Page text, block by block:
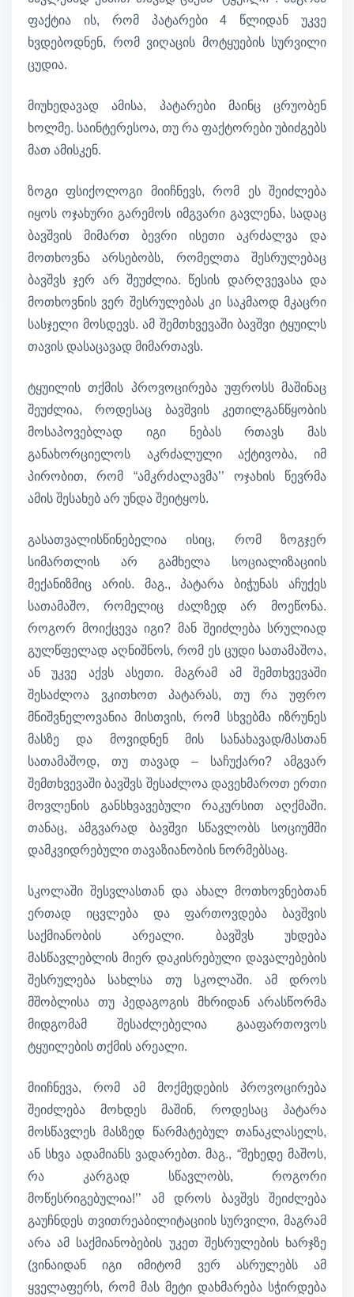
ფაქტია ის, რომ პატარები 4 წლიდან უკვე
ხვდებოდნენ, რომ ვიღაცის მოტყუების სურვილი
ცუდია.
მიუხედავად ამისა, პატარები მაინც ცრუობენ
ხოლმე. საინტერესოა, თუ რა ფაქტორები უბიძგებს
მათ ამისკენ.
ზოგი ფსიქოლოგი მიიჩნევს, რომ ეს შეიძლება
იყოს ოჯახური გარემოს იმგვარი გავლენა, სადაც
ბავშვის მიმართ ბევრი ისეთი აკრძალვა და
მოთხოვნა არსებობს, რომელთა შესრულებაც
ბავშვს ჯერ არ შეუძლია. წესის დარღვევასა და
მოთხოვნის ვერ შესრულებას კი საკმაოდ მკაცრი
სასჯელი მოსდევს. ამ შემთხვევაში ბავშვი ტყუილს
თავის დასაცავად მიმართავს.
ტყუილის თქმის პროვოცირება უფროსს მაშინაც
შეუძლია, როდესაც ბავშვის კეთილგანწყობის
მოსაპოვებლად იგი ნებას რთავს მას
განახორციელოს აკრძალული აქტივობა, იმ
პირობით, რომ “ამკრძალავმა’’ ოჯახის წევრმა
ამის შესახებ არ უნდა შეიტყოს.
გასათვალისწინებელია ისიც, რომ ზოგჯერ
სიმართლის არ გამხელა სოციალიზაციის
მექანიზმიც არის. მაგ., პატარა ბიჭუნას აჩუქეს
სათამაშო, რომელიც ძალზედ არ მოეწონა.
როგორ მოიქცევა იგი? მან შეიძლება სრულიად
გულწფელად აღნიშნოს, რომ ეს ცუდი სათამაშოა,
ან უკვე აქვს ასეთი. მაგრამ ამ შემთხვევაში
შესაძლოა ვკითხოთ პატარას, თუ რა უფრო
მნიშვნელოვანია მისთვის, რომ სხვებმა იზრუნეს
მასზე და მოვიდნენ მის სანახავად/მასთან
სათამაშოდ, თუ თავად – საჩუქარი? ამგვარ
შემთხვევაში ბავშვს შესაძლოა დავეხმაროთ ერთი
მოვლენის განსხვავებული რაკურსით აღქმაში.
თანაც, ამგვარად ბავშვი სწავლობს სოციუმში
დამკვიდრებული თავაზიანობის ნორმებსაც.
სკოლაში შესვლასთან და ახალ მოთხოვნებთან
ერთად იცვლება და ფართოვდება ბავშვის
საქმიანობის არეალი. ბავშვს უხდება
მასწავლებლის მიერ დაკისრებული დავალებების
შესრულება სახლსა თუ სკოლაში. ამ დროს
მშობლისა თუ პედაგოგის მხრიდან არასწორმა
მიდგომამ შესაძლებელია გააფართოვოს
ტყუილების თქმის არეალი.
მიიჩნევა, რომ ამ მოქმედების პროვოცირება
შეიძლება მოხდეს მაშინ, როდესაც პატარა
მოსწავლეს მასზედ წარმატებულ თანაკლასელს,
ან სხვა ადამიანს ვადარებთ. მაგ., “შეხედე მაშოს,
რა კარგად სწავლობს, როგორი
მოწესრიგებულია!’’ ამ დროს ბავშვს შეიძლება
გაუჩნდეს თვითრეაბილიტაციის სურვილი, მაგრამ
არა ამ საქმიანობების უკეთ შესრულების ხარჯზე
(ვინაიდან იგი იმიტომ ვერ ასრულებს ამ
ყველაფერს, რომ მას მეტი დახმარება სჭირდება